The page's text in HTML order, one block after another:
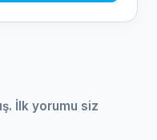
İlk yorumu siz